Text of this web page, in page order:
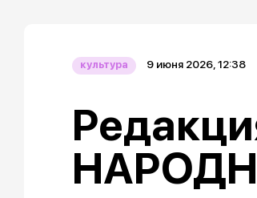
культура 9 июня 2026, 12:38